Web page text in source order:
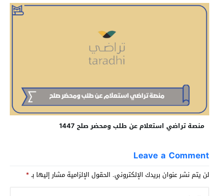
منصة تراضي استعلام عن طلب ومحضر صلح 1447
Leave a Comment
لن يتم نشر عنوان بريدك الإلكتروني. الحقول الإلزامية مشار إليها بـ*